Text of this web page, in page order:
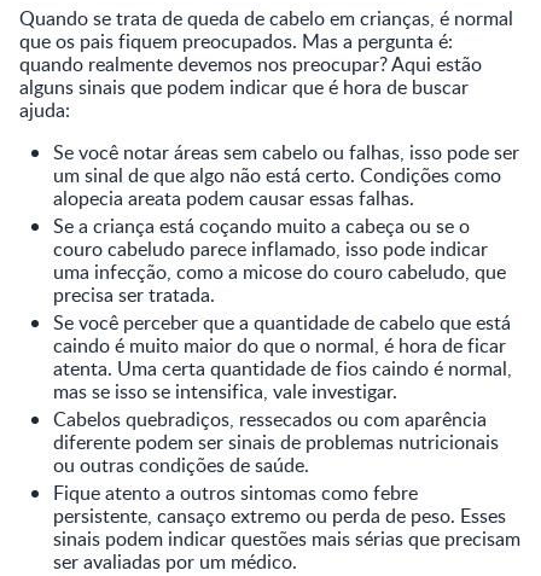
Quando se trata de queda de cabelo em crianças, é normal
que os pais fiquem preocupados. Mas a pergunta é:
quando realmente devemos nos preocupar? Aqui estão
alguns sinais que podem indicar que é hora de buscar
ajuda:
Se você notar áreas sem cabelo ou falhas, isso pode ser
um sinal de que algo não está certo. Condições como
alopecia areata podem causar essas falhas.
Se a criança está coçando muito a cabeça ou se o
couro cabeludo parece inflamado, isso pode indicar
uma infecção, como a micose do couro cabeludo, que
precisa ser tratada.
Se você perceber que a quantidade de cabelo que está
caindo é muito maior do que o normal, é hora de ficar
atenta. Uma certa quantidade de fios caindo é normal,
mas se isso se intensifica, vale investigar.
Cabelos quebradiços, ressecados ou com aparência
diferente podem ser sinais de problemas nutricionais
ou outras condições de saúde.
Fique atento a outros sintomas como febre
persistente, cansaço extremo ou perda de peso. Esses
sinais podem indicar questões mais sérias que precisam
ser avaliadas por um médico.